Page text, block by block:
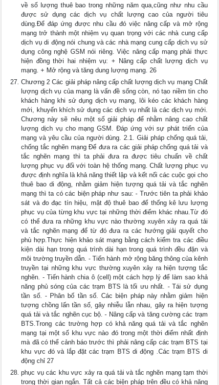
về số lượng thuê bao trong những năm qua,cũng như nhu cầu
được sử dụng các dịch vụ chất lượng cao của người tiêu
dùng.Để đáp ứng được nhu cầu đó việc nâng cấp và mở rộng
mạng trở thành một nhiệm vụ quan trọng với các nhà cung cấp
dịch vụ di động nói chung và các nhà mạng cung cấp dịch vụ sử
dụng công nghệ GSM nói riêng. Việc nâng cấp mạng phải thực
hiện đồng thời hai nhiệm vụ: + Nâng cấp chất lượng dịch vụ
mạng. + Mở rộng và tăng dung lượng mạng. 26
Chương 2 Các giải pháp nâng cấp chất lượng dịch vụ mạng Chất
lượng dịch vụ của mạng là vấn đề sống còn, nó tạo niềm tin cho
khách hàng khi sử dụng dịch vụ mạng, lôi kéo các khách hàng
mới, khuyến khích sử dụng các dịch vụ nhất là các dịch vụ mới.
Chương này sẽ nêu một số giải pháp để nhằm nâng cao chất
lượng dịch vụ cho mạng GSM. Đáp ứng với sự phát triển của
mạng và yêu cầu của người dùng. 2.1. Giải pháp chống quá tải,
chống tắc nghẽn mạng Để đưa ra các giải pháp chống quá tải và
tắc nghẽn mạng thì ta phải đưa ra được tiêu chuẩn về chất
lượng phục vụ đối với toàn hệ thống mạng. Chất lượng phục vụ
được định nghĩa là khả năng thiết lập và kết nối các cuộc gọi cho
thuê bao di động, nhằm giảm hiện tượng quá tải và tắc nghẽn
mạng thì ta có các biện pháp như sau: - Trước tiên ta phải khảo
sát và đo đạc tín hiệu, mật độ thuê bao để thống kê lưu lượng
phục vụ của từng khu vực tại những thời điểm khác nhau.Từ đó
có thể đưa ra những khu vực nào thường xuyên xảy ra quá tải
và tắc nghẽn mạng để từ đó đưa ra các hướng giải quyết cho
phù hợp.Thực hiện khảo sát mạng bằng cách kiểm tra các điều
kiện dài hạn trong quá trình dài hạn trong quá trình đều đặn và
môi trường truyền dẫn. - Tiến hành mở rộng băng thông của kênh
truyền tại những khu vực thường xuyên xảy ra hiện tượng tắc
nghẽn. - Tiến hành chia ô (cell) một cách hợp lý để làm sao khả
năng phủ sóng của các trạm BTS là tối ưu nhất. - Tái sử dụng
tần số. - Phân bố tần số. Các biện pháp này nhằm giảm hiện
tượng chồng lấn tần số, gây nhiễu lẫn nhau, gây ra hiện tượng
quá tải và tắc nghẽn cục bộ. - Nâng cấp và tăng cường các trạm
BTS.Trong các trường hợp có khả năng quá tải và tắc nghẽn
mạng tại một số khu vực nào đó trong một thời điểm nhất định
mà đã có thể cảnh báo trước thì phải nâng cấp các trạm BTS tại
khu vực đó và lắp đặt các trạm BTS di động .Các trạm BTS di
động chỉ 27
phục vụ các khu vực xảy ra quá tải và tắc nghẽn mạng tạm thời
trong thời gian ngắn. Tất cả các biện pháp trên đều có khả năng